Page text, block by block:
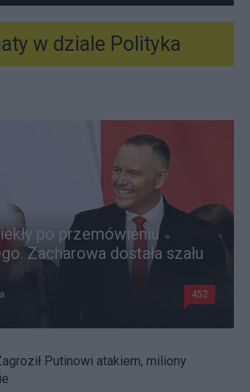
w dziale Polityka
po przemówieniu
Zacharowa dostała szału
452
Putinowi atakiem, miliony